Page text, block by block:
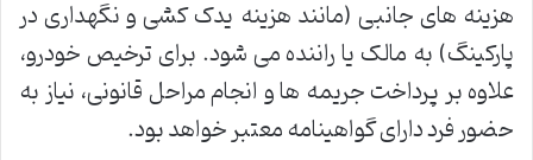
هزینه های جانبی (مانند هزینه یدک کشی و نگهداری در
پارکینگ) به مالک یا راننده می شود. برای ترخیص خودرو،
علاوه بر پرداخت جریمه ها و انجام مراحل قانونی، نیاز به
حضور فرد دارای گواهینامه معتبر خواهد بود.